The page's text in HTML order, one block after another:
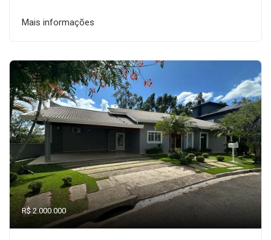
Mais informações
R$ 2.000.000